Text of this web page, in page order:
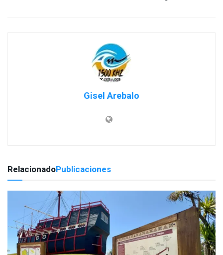
Gisel Arebalo
RelacionadoPublicaciones